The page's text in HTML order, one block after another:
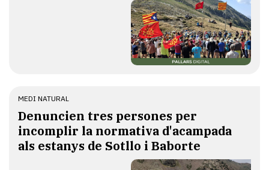
MEDI NATURAL
Denuncien tres persones per
incomplir la normativa d'acampada
als estanys de Sotllo i Baborte